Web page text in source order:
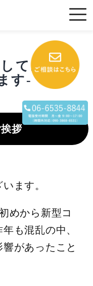
ておめで
す-
拶
ます。
めから新型コ
も混乱の中、
があったこと